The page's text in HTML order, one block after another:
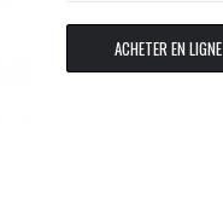
ACHETER EN LIGNE